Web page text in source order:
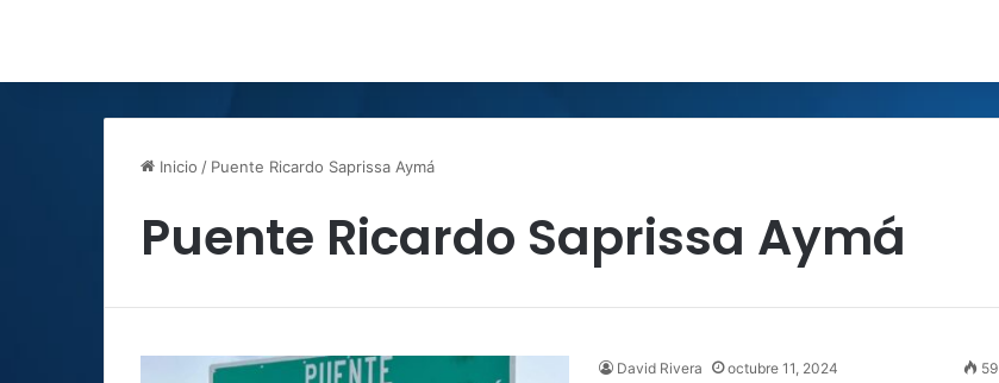
Inicio / Puente Ricardo Saprissa Aymá
Puente Ricardo Saprissa Aymá
David Rivera octubre 11, 2024 59